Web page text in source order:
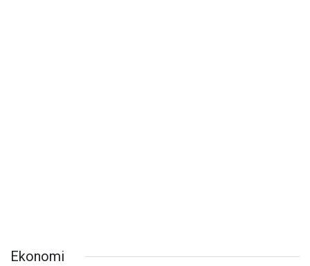
Ekonomi